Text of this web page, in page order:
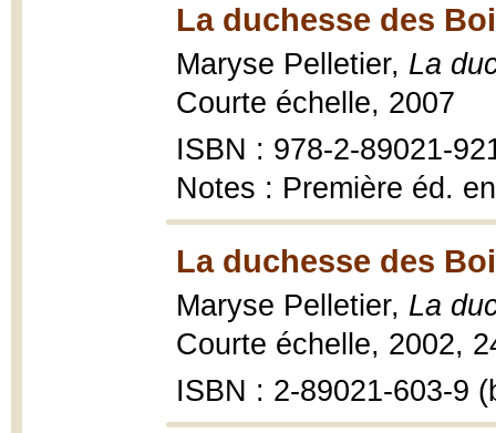
La duchesse des
Maryse Pelletier, La
Courte échelle, 2007
ISBN : 978-2-89021-
Notes : Première éd.
La duchesse des
Maryse Pelletier, La
Courte échelle, 2002,
ISBN : 2-89021-603-9